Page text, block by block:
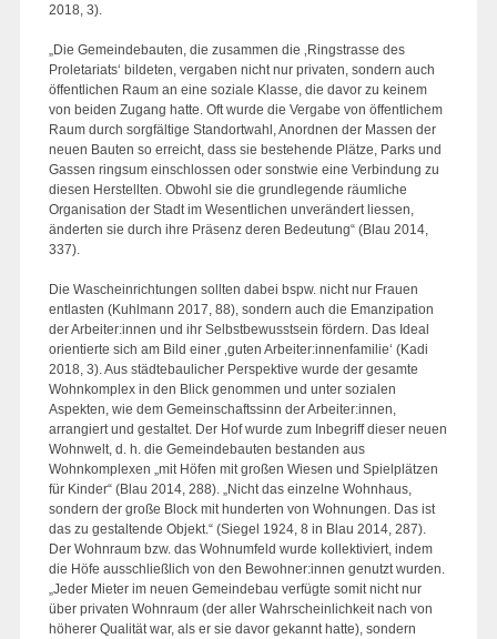
2018, 3).
„Die Gemeindebauten, die zusammen die ‚Ringstrasse des
Proletariats‘ bildeten, vergaben nicht nur privaten, sondern auch
öffentlichen Raum an eine soziale Klasse, die davor zu keinem
von beiden Zugang hatte. Oft wurde die Vergabe von öffentlichem
Raum durch sorgfältige Standortwahl, Anordnen der Massen der
neuen Bauten so erreicht, dass sie bestehende Plätze, Parks und
Gassen ringsum einschlossen oder sonstwie eine Verbindung zu
diesen Herstellten. Obwohl sie die grundlegende räumliche
Organisation der Stadt im Wesentlichen unverändert liessen,
änderten sie durch ihre Präsenz deren Bedeutung“ (Blau 2014,
337).
Die Wascheinrichtungen sollten dabei bspw. nicht nur Frauen
entlasten (Kuhlmann 2017, 88), sondern auch die Emanzipation
der Arbeiter:innen und ihr Selbstbewusstsein fördern. Das Ideal
orientierte sich am Bild einer ‚guten Arbeiter:innenfamilie‘ (Kadi
2018, 3). Aus städtebaulicher Perspektive wurde der gesamte
Wohnkomplex in den Blick genommen und unter sozialen
Aspekten, wie dem Gemeinschaftssinn der Arbeiter:innen,
arrangiert und gestaltet. Der Hof wurde zum Inbegriff dieser neuen
Wohnwelt, d. h. die Gemeindebauten bestanden aus
Wohnkomplexen „mit Höfen mit großen Wiesen und Spielplätzen
für Kinder“ (Blau 2014, 288). „Nicht das einzelne Wohnhaus,
sondern der große Block mit hunderten von Wohnungen. Das ist
das zu gestaltende Objekt.“ (Siegel 1924, 8 in Blau 2014, 287).
Der Wohnraum bzw. das Wohnumfeld wurde kollektiviert, indem
die Höfe ausschließlich von den Bewohner:innen genutzt wurden.
„Jeder Mieter im neuen Gemeindebau verfügte somit nicht nur
über privaten Wohnraum (der aller Wahrscheinlichkeit nach von
höherer Qualität war, als er sie davor gekannt hatte), sondern